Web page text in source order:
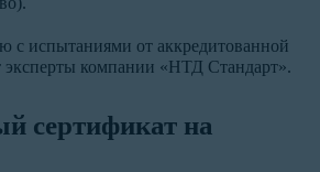
с испытаниями от аккредитованной
эксперты компании «НТД Стандарт».
сертификат на